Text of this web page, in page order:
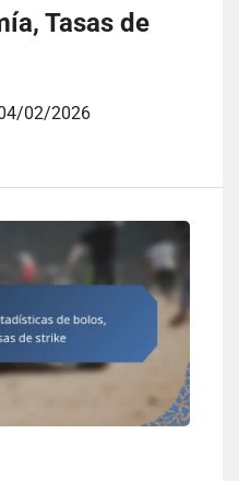
Tasas de
02/2026